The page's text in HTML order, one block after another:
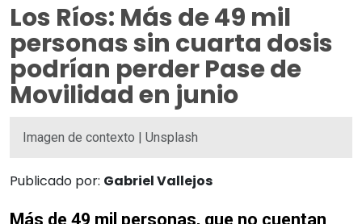
Los Ríos: Más de 49 mil
personas sin cuarta dosis
podrían perder Pase de
Movilidad en junio
Imagen de contexto | Unsplash
Publicado por: Gabriel Vallejos
Más de 49 mil personas, que no cuentan